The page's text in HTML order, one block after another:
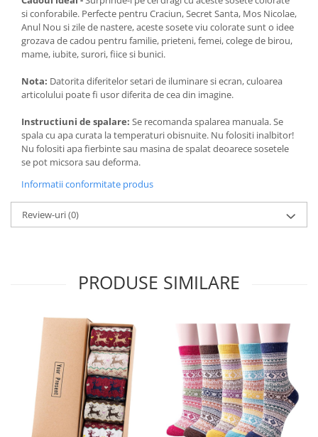
si conforabile. Perfecte pentru Craciun, Secret Santa, Mos Nicolae,
Anul Nou si zile de nastere, aceste sosete viu colorate sunt o idee
grozava de cadou pentru familie, prieteni, femei, colege de birou,
mame, iubite, surori, fiice si bunici.
Nota: Datorita diferitelor setari de iluminare si ecran, culoarea
articolului poate fi usor diferita de cea din imagine.
Instructiuni de spalare: Se recomanda spalarea manuala. Se
spala cu apa curata la temperaturi obisnuite. Nu folositi inalbitor!
Nu folositi apa fierbinte sau masina de spalat deoarece sosetele
se pot micsora sau deforma.
Informatii conformitate produs
Review-uri(0)
PRODUSE SIMILARE